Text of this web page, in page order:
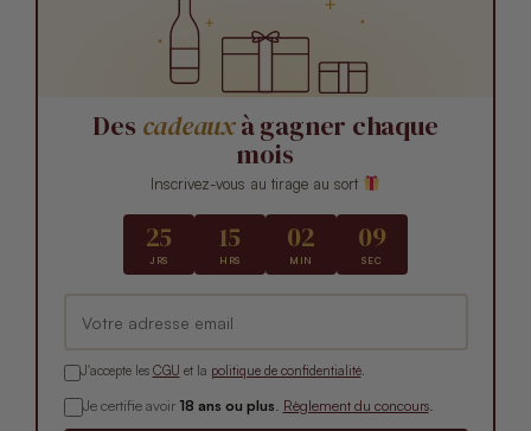
Des cadeauxà gagner chaque
mois
Inscrivez-vous au tirage au sort
25
JRS
15
HRS
02
MIN
09
SEC
J'accepte les CGU et la politique de confidentialité.
Je certifie avoir 18 ans ou plus. Règlement du concours.